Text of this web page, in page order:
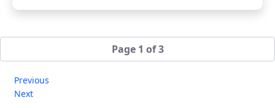
Page 1 of 3
Previous
Next